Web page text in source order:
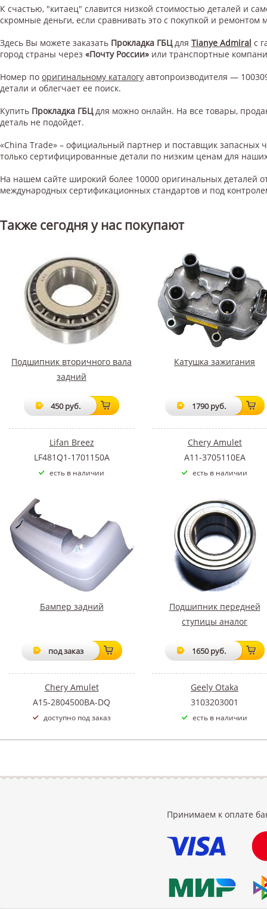
К счастью, "китаец" славится низкой стоимостью деталей и
скромные деньги, если сравнивать это с покупкой и
Здесь Вы можете заказать Прокладка ГБЦдля Tianye Admiral с
город страны через «Почту России» или транспортные
Номер по оригинальному каталогу автопроизводителя —
детали и облегчает ее поиск.
Купить Прокладка ГБЦдля можно онлайн. На все товары,
деталь не подойдет.
«China Trade» – официальный партнер и поставщик запасных
только сертифицированные детали по низким ценам для
На нашем сайте широкий более 10000 оригинальных деталей
международных сертификационных стандартов и под
Также сегодня у нас покупают
Подшипник вторичного вала
задний
450 руб.
Lifan Breez
LF481Q1-1701150A
есть в наличии
Катушка зажигания
1790 руб.
Chery Amulet
A11-3705110EA
есть в наличии
Бампер задний
под заказ
Chery Amulet
A15-2804500BA-DQ
доступно под заказ
Подшипник передней
ступицы аналог
1650 руб.
Geely Otaka
3103203001
есть в наличии
Принимаем к оплате